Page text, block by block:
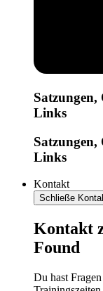
Links
Links
Kontakt
Schließe
Kontakt
Found
Du hast